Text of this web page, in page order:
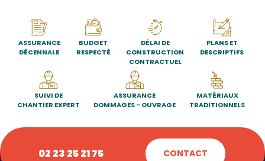
ASSURANCE
DÉCENNALE
BUDGET
RESPECTÉ
DÉLAI DE
CONSTRUCTION
CONTRACTUEL
PLANS ET
DESCRIPTIFS
SUIVI DE
CHANTIER EXPERT
ASSURANCE
DOMMAGES - OUVRAGE
MATÉRIAUX
TRADITIONNELS
02 23 25 21 75 CONTACT